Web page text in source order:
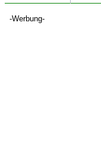
-Werbung-